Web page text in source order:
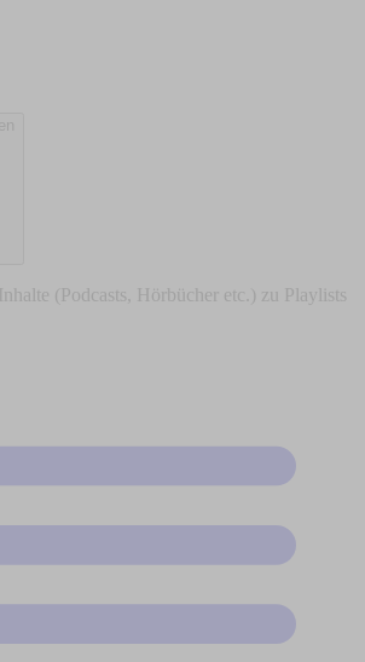
(Podcasts, Hörbücher etc.) zu Playlists